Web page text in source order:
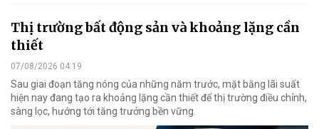
Thị trường bất động sản và khoảng lặng cần
thiết
07/08/2026 04:19
Sau giai đoạn tăng nóng của những năm trước, mặt bằng lãi suất
hiện nay đang tạo ra khoảng lặng cần thiết để thị trường điều chỉnh,
sàng lọc, hướng tới tăng trưởng bền vững.